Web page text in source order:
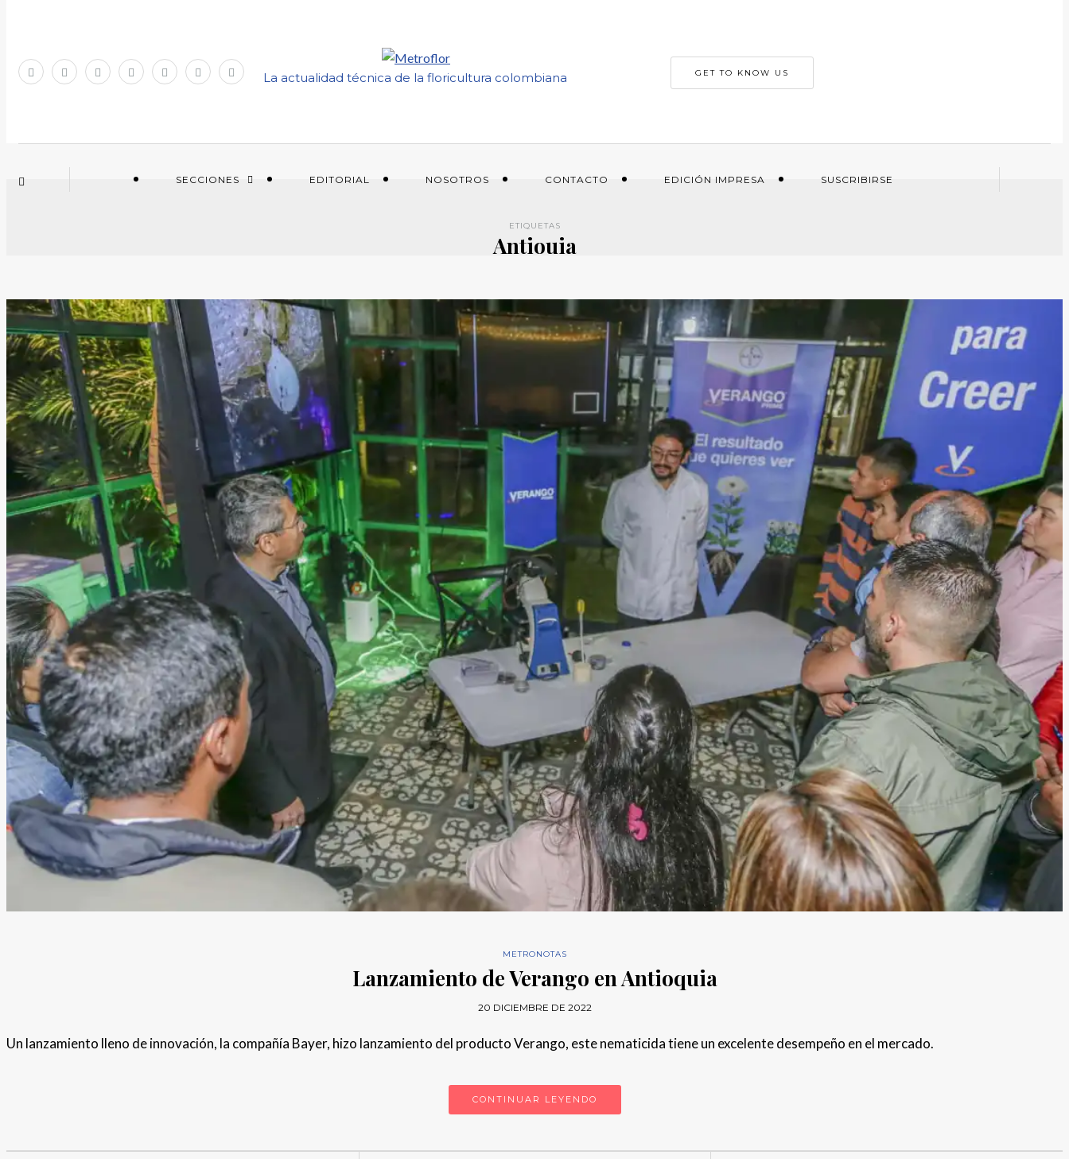
La actualidad técnica de la floricultura colombiana GET TO KNOW US
SECCIONES EDITORIAL NOSOTROS CONTACTO EDICIÓN IMPRESA SUSCRIBIRSE
ETIQUETAS
Antiouia
METRONOTAS
Lanzamiento de Verango en Antioquia
20 DICIEMBRE DE 2022
Un lanzamiento lleno de innovación, la compañía Bayer, hizo lanzamiento del producto Verango, este nematicida tiene un excelente desempeño en el mercado.
CONTINUAR LEYENDO